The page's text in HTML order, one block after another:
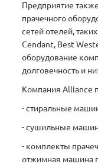
Предприятие
прачечного
сетей отелей,
Cendant, Best
оборудование
долговечность и
Компания Alliance
- стиральные
- сушильные
- комплекты
отжимная машина